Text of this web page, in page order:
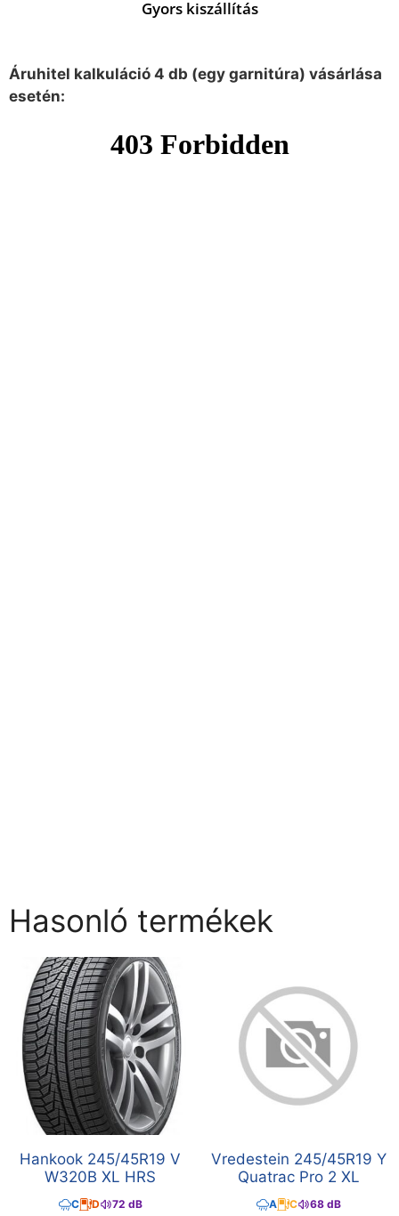
Gyors kiszállítás
Áruhitel kalkuláció 4 db (egy garnitúra) vásárlása
esetén:
Hasonló termékek
Hankook 245/45R19 V
W320B XL HRS
C D 72 dB
Vredestein 245/45R19 Y
Quatrac Pro 2 XL
A C 68 dB